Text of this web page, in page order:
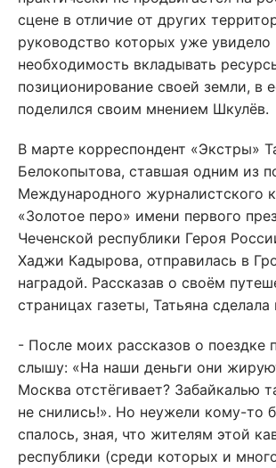
сцене в отличие от других
руководство которых уже увидело
необходимость вкладывать
позиционирование своей земли, в
поделился своим мнением Шкулёв.
В марте корреспондент «Экстры»
Белокопытова, ставшая одним из
Международного журналистского
«Золотое перо» имени первого
Чеченской республики Героя
Хаджи Кадырова, отправилась в
наградой. Рассказав о своём
страницах газеты, Татьяна
- После моих рассказов о поездке
слышу: «На наши деньги они
Москва отстёгивает? Забайкалью
не снились!». Но неужели кому-то
спалось, зная, что жителям этой
республики (среди которых и